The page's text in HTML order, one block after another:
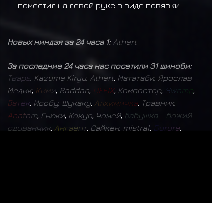
поместил на левой руке в виде повязки.
Новых ниндзя за 24 часа 1: Athart
За последние 24 часа нас посетили 31 шиноби:
Тварь Kazuma Kiryu, Athart, Мататаби, Ярослав
Медик, Кими Raddan DEFIX, Компостер, Sw a m p
Батёк, Исобу, Шукаку, Алхимичка Травник,
Anatom Гьюки, Кокуо Чомей, Бабушка - божий
одуванчик, Ангаёпт, Сайкен, mistral Dorora